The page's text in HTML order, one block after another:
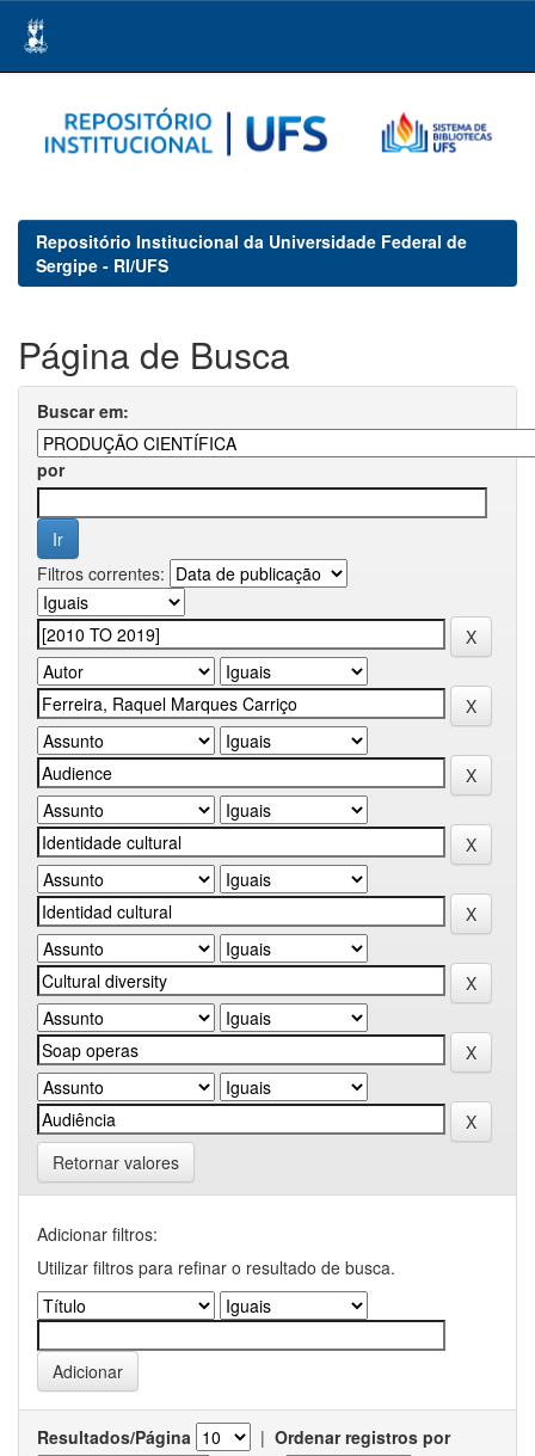
navigation
Repositório Institucional da Universidade Federal de
Sergipe - RI/UFS
Página de Busca
Buscar em:
por
Filtros correntes:
Retornar valores
Adicionar filtros:
Utilizar filtros para refinar o resultado de busca.
Resultados/Página | Ordenar registros por